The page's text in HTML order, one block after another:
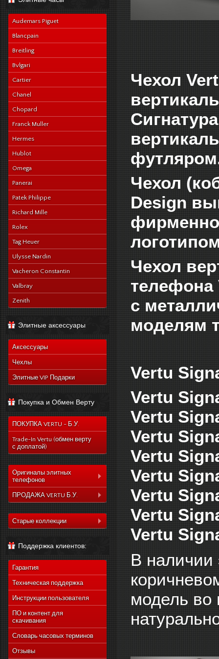
Audemars Piguet
Blancpain
Breitling
Bvlgari
Cartier
Chanel
Chopard
Franck Muller
Hermes
Hublot
Omega
Panerai
Patek Philippe
Richard Mille
Rolex
Tag Heuer
Ulysse Nardin
Vacheron Constantin
Valbray
Zenith
Элитные аксессуары
Аксессуары
Чехлы
Элитные VIP Подарки
Покупка и Обмен Верту
ПОКУПКА VERTU - Б.У.
Trade-In Vertu (обмен верту
с доплатой)
Оригиналы элитных
телефонов
Коллекция Aster
Коллекция Signature
Коллекция Signature
Коллекция Новый
Signature Touch
ПРОДАЖА VERTU Б.У.
Коллекция Constelation
Коллекция Ascent
Touch
Коллекция Новый
Signature Touch
Старые коллекции
Vertu Ascent X
Vertu Constellation Ayxta
Vertu Constellation Pure
Vertu Constellation Exotic
Vertu Constellation Vivre
Vertu Signature S Design
Vertu Constellation
Vertu Constellation
Monogram
Поддержка клиентов:
Гарантия
Техническая поддержка
Инструкции пользователя
ПО и контент для
скачивания
Словарь часовых терминов
Отзывы
Чехол
Чехол
Design
Чехол
телефона
с
моделям
Vertu
Vertu
Vertu
Vertu
Vertu
Vertu
Vertu
Vertu
Vertu
В наличии
модель во